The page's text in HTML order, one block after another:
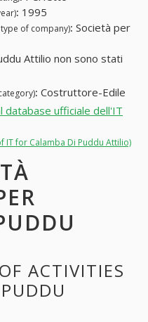
: 1995
of company): Società per
Attilio non sono stati
: Costruttore-Edile
ufficiale dell'IT
for Calamba Di Puddu Attilio)
ACTIVITIES